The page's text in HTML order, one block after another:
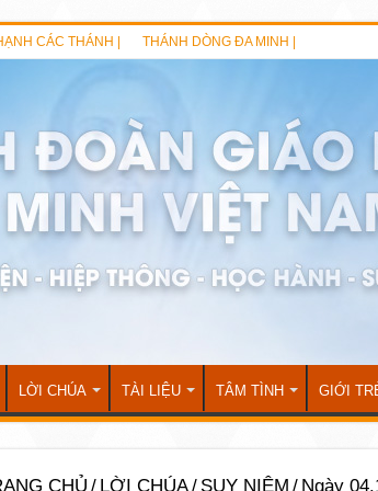
CÁC THÁNH | THÁNH DÒNG ĐA MINH |
LỜI CHÚA TÀI LIỆU TÂM TÌNH GIỚI
CHỦ / LỜI CHÚA/ SUY NIỆM / Ngày